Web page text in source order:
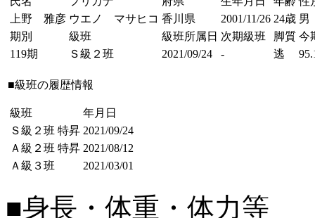
上野 雅彦 ウエノ マサヒコ 香川県 2001/11/26 24歳 男
期別
級班 級班所属日 次期級班 脚質 今
119期
Ｓ級２班 2021/09/24 - 逃
■級班の履歴情報
級班
年月日
Ｓ級２班 特昇 2021/09/24
Ａ級２班 特昇 2021/08/12
Ａ級３班
2021/03/01
■身長・体重・体力等